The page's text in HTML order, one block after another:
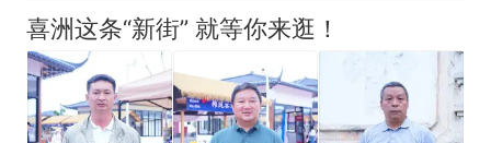
喜洲这条“新街” 就等你来逛！